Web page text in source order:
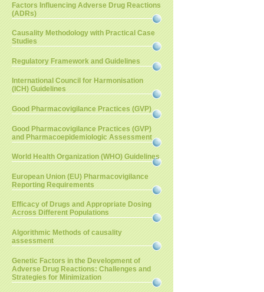
Factors Influencing Adverse Drug Reactions
(ADRs)
Causality Methodology with Practical Case
Studies
Regulatory Framework and Guidelines
International Council for Harmonisation
(ICH) Guidelines
Good Pharmacovigilance Practices (GVP)
Good Pharmacovigilance Practices (GVP)
and Pharmacoepidemiologic Assessment
World Health Organization (WHO) Guidelines
European Union (EU) Pharmacovigilance
Reporting Requirements
Efficacy of Drugs and Appropriate Dosing
Across Different Populations
Algorithmic Methods of causality
assessment
Genetic Factors in the Development of
Adverse Drug Reactions: Challenges and
Strategies for Minimization